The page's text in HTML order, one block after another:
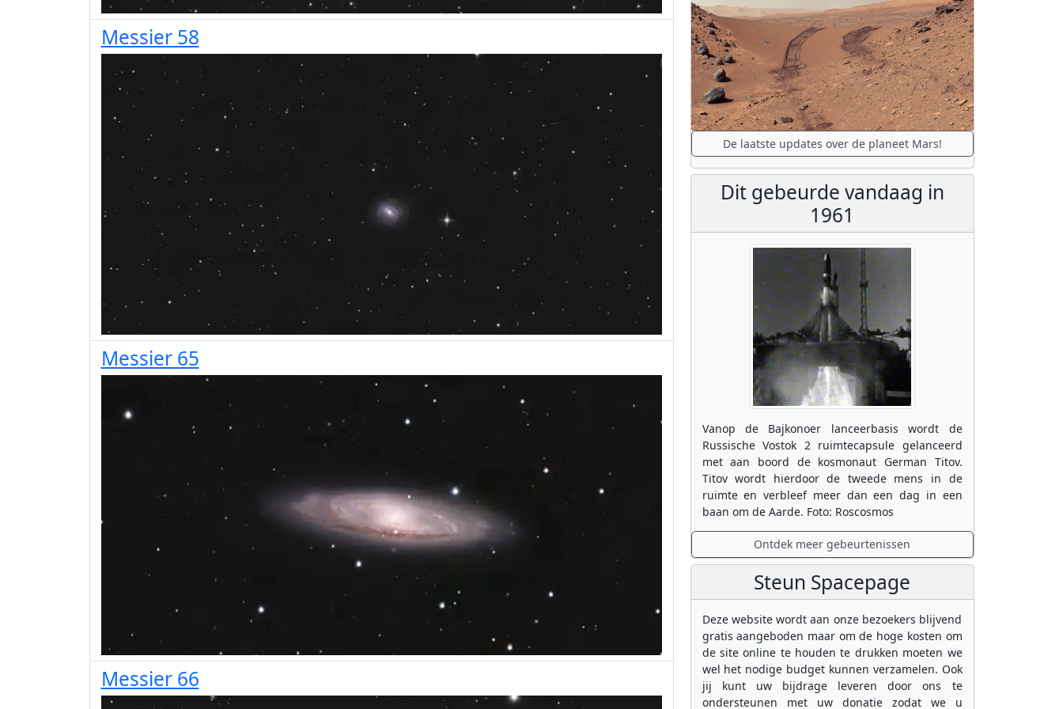
Messier 58
Messier 65
Messier 66
De laatste updates over de planeet Mars!
Dit gebeurde vandaag in
1961
Vanop de Bajkonoer lanceerbasis wordt de
Russische Vostok 2 ruimtecapsule gelanceerd
met aan boord de kosmonaut German Titov.
Titov wordt hierdoor de tweede mens in de
ruimte en verbleef meer dan een dag in een
baan om de Aarde. Foto: Roscosmos
Ontdek meer gebeurtenissen
Steun Spacepage
Deze website wordt aan onze bezoekers blijvend
gratis aangeboden maar om de hoge kosten om
de site online te houden te drukken moeten we
wel het nodige budget kunnen verzamelen. Ook
jij kunt uw bijdrage leveren door ons te
ondersteunen met uw donatie zodat we u